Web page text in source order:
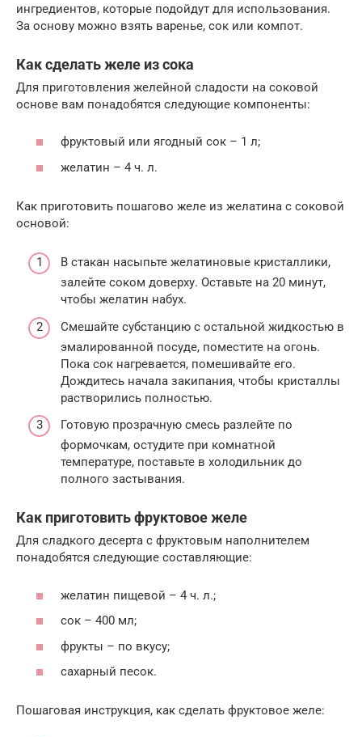
ингредиентов, которые подойдут для использования.
За основу можно взять варенье, сок или компот.
Как сделать желе из сока
Для приготовления желейной сладости на соковой
основе вам понадобятся следующие компоненты:
фруктовый или ягодный сок – 1 л;
желатин – 4 ч. л.
Как приготовить пошагово желе из желатина с соковой
основой:
В стакан насыпьте желатиновые кристаллики,
залейте соком доверху. Оставьте на 20 минут,
чтобы желатин набух.
Смешайте субстанцию с остальной жидкостью в
эмалированной посуде, поместите на огонь.
Пока сок нагревается, помешивайте его.
Дождитесь начала закипания, чтобы кристаллы
растворились полностью.
Готовую прозрачную смесь разлейте по
формочкам, остудите при комнатной
температуре, поставьте в холодильник до
полного застывания.
Как приготовить фруктовое желе
Для сладкого десерта с фруктовым наполнителем
понадобятся следующие составляющие:
желатин пищевой – 4 ч. л.;
сок – 400 мл;
фрукты – по вкусу;
сахарный песок.
Пошаговая инструкция, как сделать фруктовое желе: